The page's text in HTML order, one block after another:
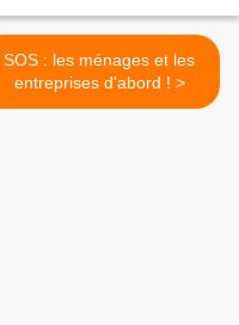
SOS : les ménages et les
entreprises d'abord ! >